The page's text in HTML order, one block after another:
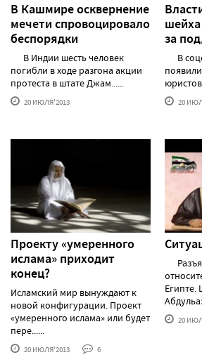
В Кашмире осквернение
мечети спровоцировало
беспорядки
В Индии шесть человек
погибли в ходе разгона акции
протеста в штате Джам......
20 ИЮЛЯ'2013
за
В
20
Проекту «умеренного
ислама» приходит
конец?
Исламский мир вынуждают к
новой конфигурации. Проект
«умеренного ислама» или будет
пере......
20 ИЮЛЯ'2013 6
Египте.
20